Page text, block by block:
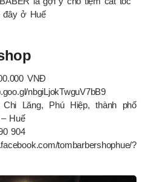
đây ở Huế
VNĐ
nbgiLjokTwguV7bB9
Lăng, Phú Hiệp, thành phố
Huế
904
tombarbershophue/?